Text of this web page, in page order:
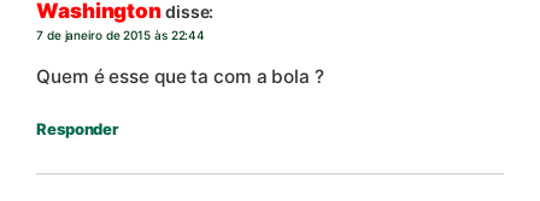
Washingtondisse:
7 de janeiro de 2015 às 22:44
Quem é esse que ta com a bola ?
Responder